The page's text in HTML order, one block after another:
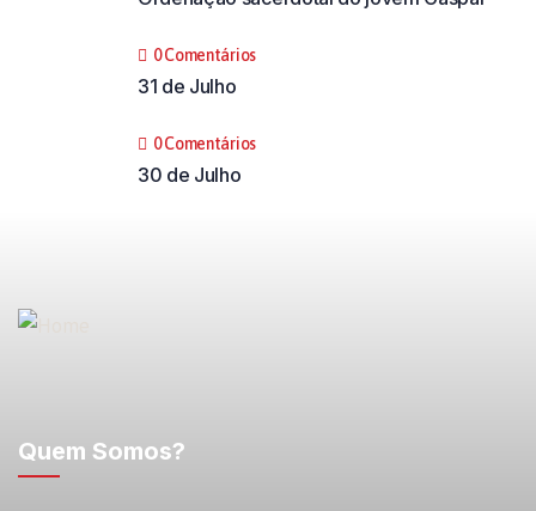
0 Comentários
31 de Julho
0 Comentários
30 de Julho
Quem Somos?